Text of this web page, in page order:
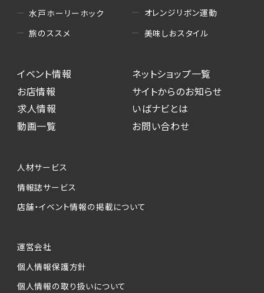
水戸ホーリーホック
旅のススメ
オレンジリボン運動
美味しおスタイル
イベント情報
お店情報
求人情報
動画一覧
ネットショップ一覧
サイトからのお知らせ
いばナビとは
お問い合わせ
人材サービス
情報誌サービス
店舗・イベント情報の掲載について
運営会社
個人情報保護方針
個人情報の取り扱いについて